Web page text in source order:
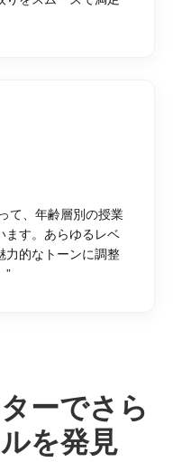
て、年齢層別の授業
ます。あらゆるレベ
力的なトーンに調整
”
ーでさら
を発見